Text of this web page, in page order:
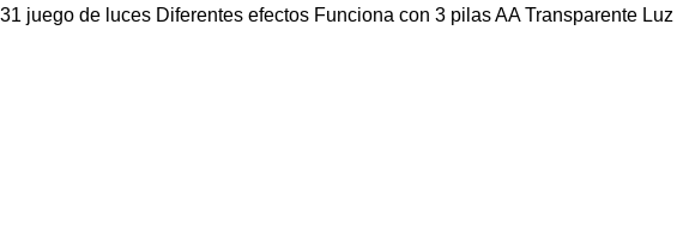
31 juego de luces Diferentes efectos Funciona con 3 pilas AA Transparente